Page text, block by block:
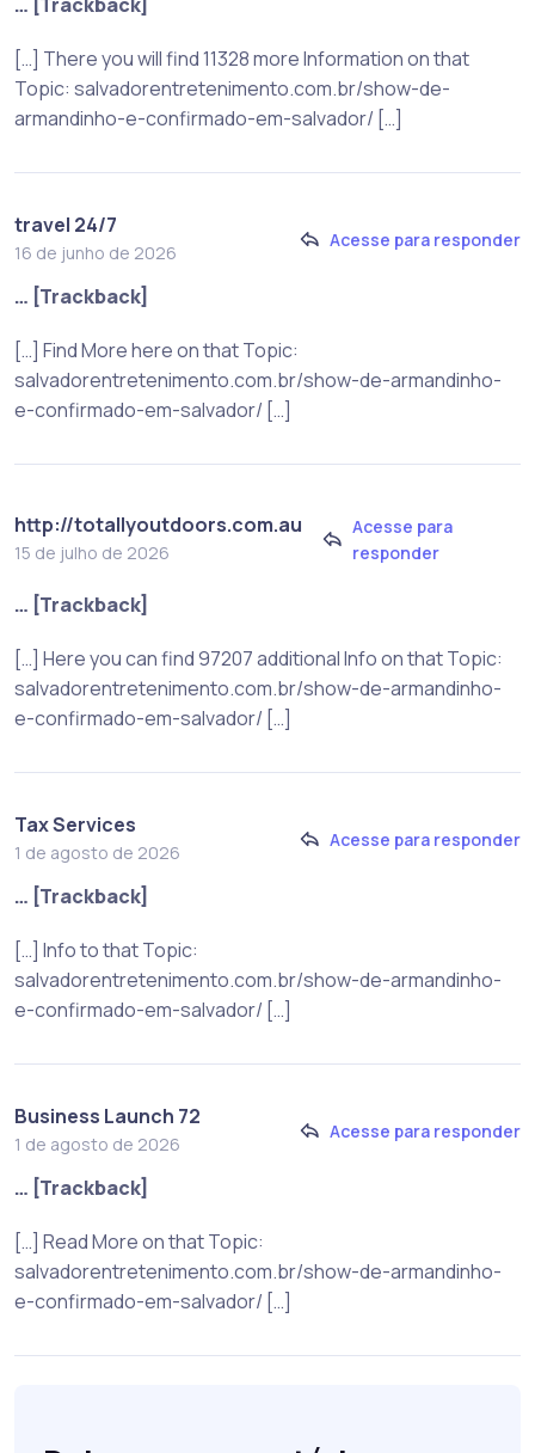
[…] There you will find 11328 more Information on that
Topic: salvadorentretenimento.com.br/show-de-
armandinho-e-confirmado-em-salvador/ […]
travel 24/7
16 de junho de 2026
Acesse para responder
… [Trackback]
[…] Find More here on that Topic:
salvadorentretenimento.com.br/show-de-armandinho-
e-confirmado-em-salvador/ […]
http://totallyoutdoors.com.au
15 de julho de 2026
Acesse para
responder
… [Trackback]
[…] Here you can find 97207 additional Info on that Topic:
salvadorentretenimento.com.br/show-de-armandinho-
e-confirmado-em-salvador/ […]
Tax Services
1 de agosto de 2026
Acesse para responder
… [Trackback]
[…] Info to that Topic:
salvadorentretenimento.com.br/show-de-armandinho-
e-confirmado-em-salvador/ […]
Business Launch 72
1 de agosto de 2026
Acesse para responder
… [Trackback]
[…] Read More on that Topic:
salvadorentretenimento.com.br/show-de-armandinho-
e-confirmado-em-salvador/ […]